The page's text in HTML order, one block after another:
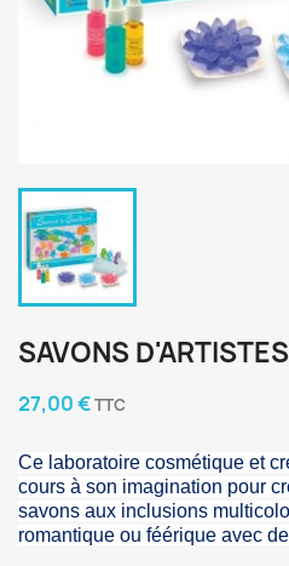
SAVONS D'ARTISTES
27,00 €TTC
Ce laboratoire cosmétique et
cours à son imagination pour
savons aux inclusions
romantique ou féérique avec